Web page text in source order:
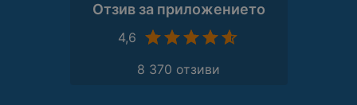
Отзив за приложението
4,6
8 370 отзиви